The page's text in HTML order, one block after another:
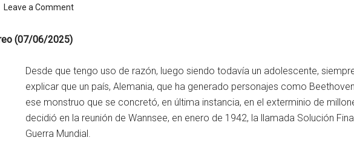
Leave a Comment
(07/06/2025)
Desde que tengo uso de razón, luego siendo todavía un adolescente,
explicar que un país, Alemania, que ha generado personajes como
ese monstruo que se concretó, en última instancia, en el exterminio de
decidió en la reunión de Wannsee, en enero de 1942, la llamada Solución
Guerra Mundial.